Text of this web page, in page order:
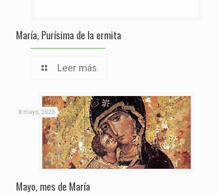
María, Purísima de la ermita
Leer más
8 mayo, 2023
Mayo, mes de María